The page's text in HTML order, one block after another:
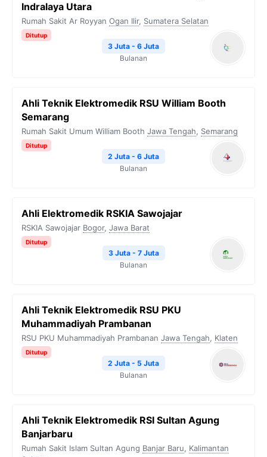
Indralaya Utara
Rumah Sakit Ar Royyan Ogan Ilir, Sumatera Selatan
Ditutup
3 Juta - 6 Juta
Bulanan
Ahli Teknik Elektromedik RSU William Booth
Semarang
Rumah Sakit Umum William Booth Jawa Tengah, Semarang
Ditutup
2 Juta - 6 Juta
Bulanan
Ahli Elektromedik RSKIA Sawojajar
RSKIA Sawojajar Bogor, Jawa Barat
Ditutup
3 Juta - 7 Juta
Bulanan
Ahli Teknik Elektromedik RSU PKU
Muhammadiyah Prambanan
RSU PKU Muhammadiyah Prambanan Jawa Tengah, Klaten
Ditutup
2 Juta - 5 Juta
Bulanan
Ahli Teknik Elektromedik RSI Sultan Agung
Banjarbaru
Rumah Sakit Islam Sultan Agung Banjar Baru, Kalimantan